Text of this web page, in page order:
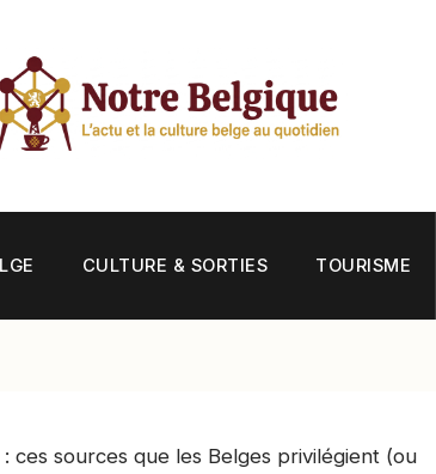
CULTURE & SORTIES TOURISME
ces sources que les Belges privilégient (ou